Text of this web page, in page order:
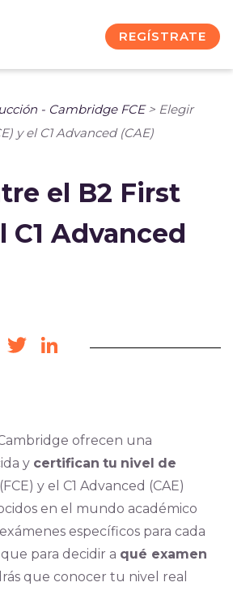
REGÍSTRATE
- Cambridge FCE> Elegir
y el C1 Advanced (CAE)
el B2 First
C1 Advanced
Facebook
TwitterLinkedIn
ofrecen una
y certifican tu nivel de
y el C1 Advanced (CAE)
en el mundo académico
específicos para cada
para decidir a qué examen
que conocer tu nivel real